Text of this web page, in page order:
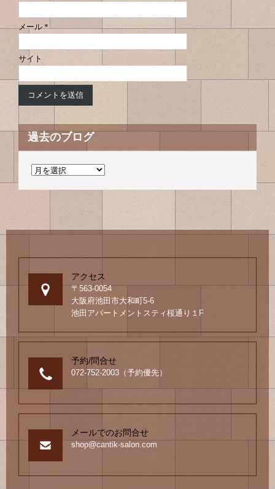
メール*
サイト
過去のブログ
過
の
ロ
グ
アクセス
〒563-0054
大阪府池田市大和町5-6
池田アパートメントスティ桜通り１F
予約/問合せ
072-752-2003（予約優先）
メールでのお問合せ
shop@cantik-salon.com